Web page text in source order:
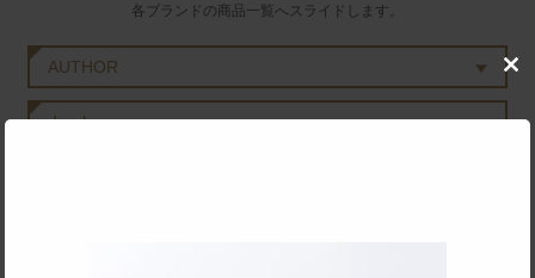
各ブランドの商品一覧へスライドします。
AUTHOR
duraluxx